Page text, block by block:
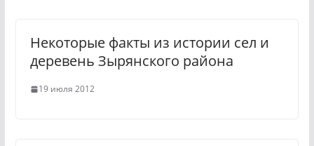
i
k
i
Некоторые факты из истории сел и
деревень Зырянского района
19 июля 2012